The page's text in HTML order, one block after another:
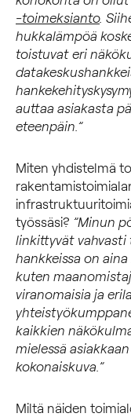
-toimeksianto.
hukkalämpöä
toistuvat eri
auttaa asiakasta
eteenpäin.”
Miten yhdistelmä
työssäsi? ”Minun
linkittyvät vahvasti
hankkeissa on
kuten
viranomaisia ja
kaikkien
mielessä
kokonaiskuva.”
Miltä näiden